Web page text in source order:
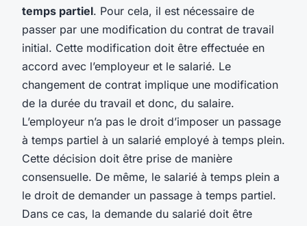
temps partiel. Pour cela, il est nécessaire de
passer par une modification du contrat de travail
initial. Cette modification doit être effectuée en
accord avec l’employeur et le salarié. Le
changement de contrat implique une modification
de la durée du travail et donc, du salaire.
L’employeur n’a pas le droit d’imposer un passage
à temps partiel à un salarié employé à temps plein.
Cette décision doit être prise de manière
consensuelle. De même, le salarié à temps plein a
le droit de demander un passage à temps partiel.
Dans ce cas, la demande du salarié doit être